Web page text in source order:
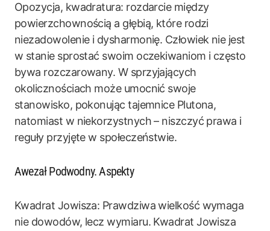
Opozycja, kwadratura: rozdarcie między
powierzchownością a głębią, które rodzi
niezadowolenie i dysharmonię. Człowiek nie jest
w stanie sprostać swoim oczekiwaniom i często
bywa rozczarowany. W sprzyjających
okolicznościach może umocnić swoje
stanowisko, pokonując tajemnice Plutona,
natomiast w niekorzystnych – niszczyć prawa i
reguły przyjęte w społeczeństwie.
Awezał Podwodny. Aspekty
Kwadrat Jowisza: Prawdziwa wielkość wymaga
nie dowodów, lecz wymiaru. Kwadrat Jowisza